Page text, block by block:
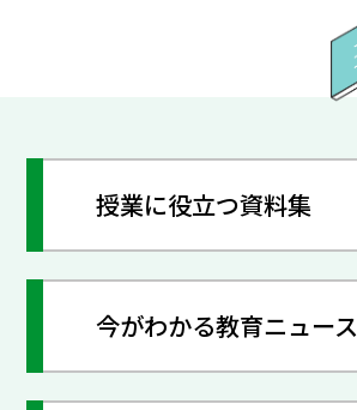
授業に役立つ資料集
今がわかる教育ニュース